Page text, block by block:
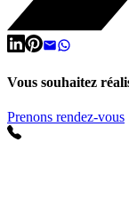
Vous souhaitez
Prenons rendez-vous